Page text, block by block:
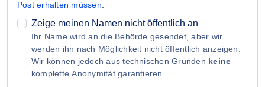
Post erhalten müssen
Zeige meinen Namen nicht öffentlich an
Ihr Name wird an die Behörde gesendet, aber wir
werden ihn nach Möglichkeit nicht öffentlich anzeigen.
Wir können jedoch aus technischen Gründen keine
komplette Anonymität garantieren.